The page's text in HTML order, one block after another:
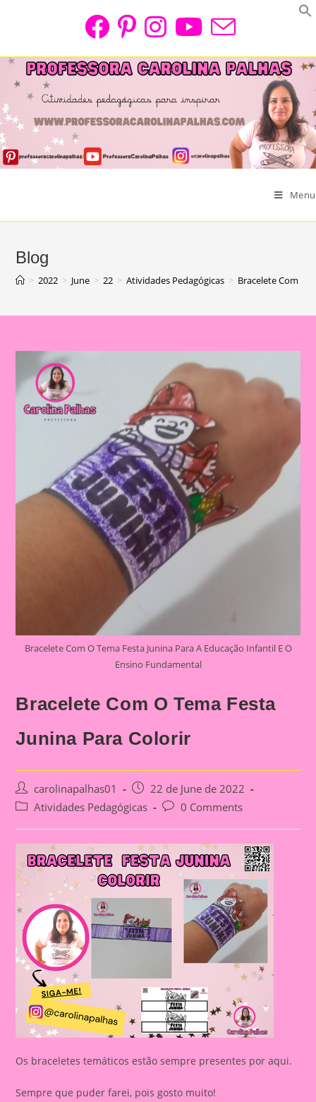
Menu
Blog
> 2022 > June > 22 > Atividades Pedagógicas > Bracelete Com O
Bracelete Com O Tema Festa Junina Para A Educação Infantil E O
Ensino Fundamental
Bracelete Com O Tema Festa
Junina Para Colorir
Post
author:
carolinapalhas01
Post
published:
22 de June de 2022
PostAtividades Pedagógicas
Post0 Comments
Os braceletes temáticos estão sempre presentes por aqui.
Sempre que puder farei, pois gosto muito!